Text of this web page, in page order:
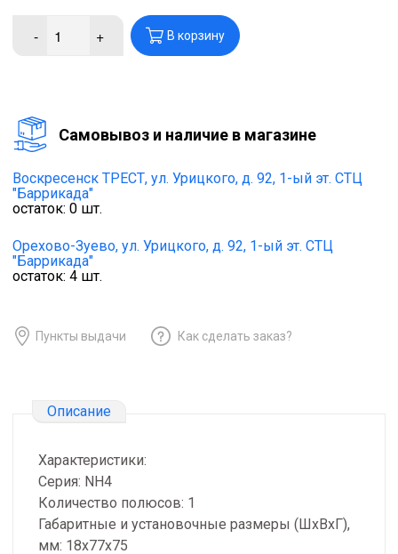
- + В корзину
Cамовывоз и наличие в магазине
Воскресенск ТРЕСТ, ул. Урицкого, д. 92, 1-ый эт. СТЦ
"Баррикада"
остаток: 0 шт.
Орехово-Зуево, ул. Урицкого, д. 92, 1-ый эт. СТЦ
"Баррикада"
остаток: 4 шт.
Пункты выдачи Как сделать заказ?
Описание
Характеристики:
Серия: NH4
Количество полюсов: 1
Габаритные и установочные размеры (ШхВхГ),
мм: 18х77х75